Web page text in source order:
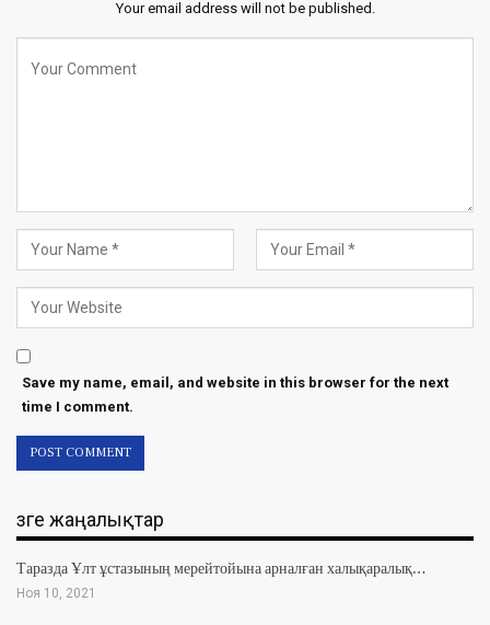
Your email address will not be published.
Save my name, email, and website in this browser for the next
time I comment.
Өзге жаңалықтар
Таразда Ұлт ұстазының мерейтойына арналған халықаралық…
Ноя 10, 2021